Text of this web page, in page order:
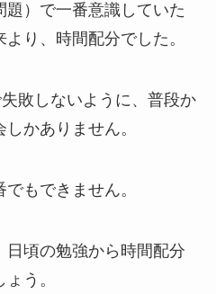
）で一番意識していた
り、時間配分でした。
敗しないように、普段か
かありません。
もできません。
頃の勉強から時間配分
う。